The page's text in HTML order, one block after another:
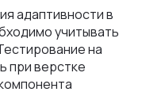
адаптивности в
учитывать
на
при верстке